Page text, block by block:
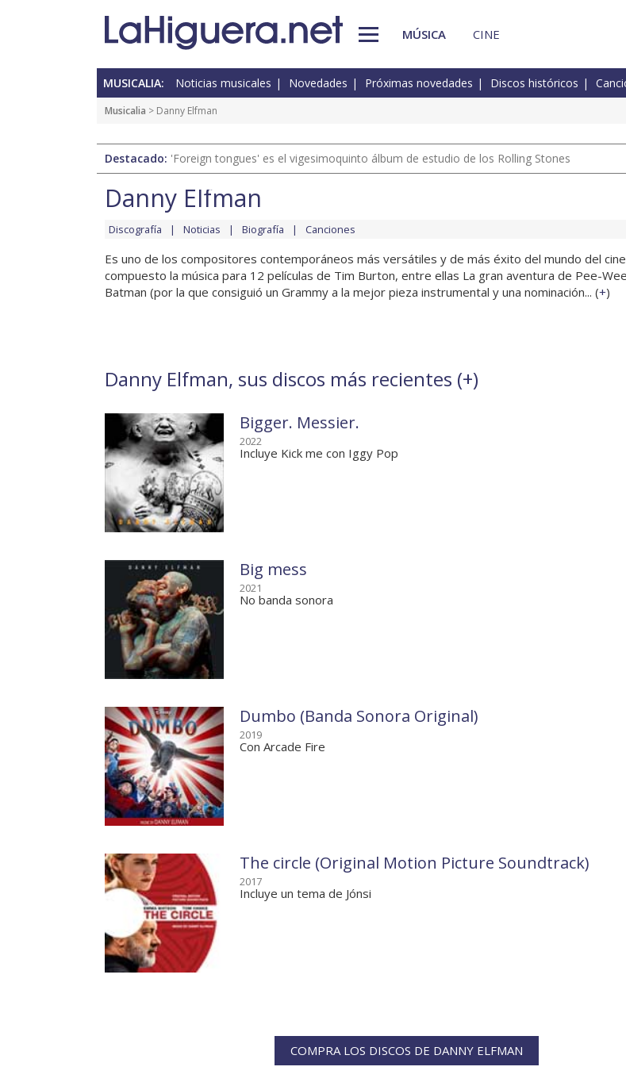
MÚSICA CINE
MUSICALIA: Noticias musicales Novedades Próximas novedades Discos históricos
Musicalia > Danny Elfman
Destacado: 'Foreign tongues' es el vigesimoquinto álbum de estudio de los Rolling Stones
Danny Elfman
Discografía Noticias Biografía Canciones
Es uno de los compositores contemporáneos más versátiles y de más éxito del mundo del
compuesto la música para 12 películas de Tim Burton, entre ellas La gran aventura de Pee-
Batman (por la que consiguió un Grammy a la mejor pieza instrumental y una nominación... (+)
Danny Elfman, sus discos más recientes (+)
Bigger. Messier.
2022
Incluye Kick me con Iggy Pop
Big mess
2021
No banda sonora
Dumbo (Banda Sonora Original)
2019
Con Arcade Fire
The circle (Original Motion Picture Soundtrack)
2017
Incluye un tema de Jónsi
COMPRA LOS DISCOS DE DANNY ELFMAN